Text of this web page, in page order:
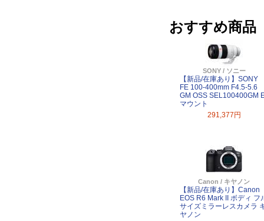
おすすめ商品
SONY / ソニー
【新品/在庫あり】SONY
FE 100-400mm F4.5-5.6
GM OSS SEL100400GM
マウント
291,377円
Canon / キヤノン
【新品/在庫あり】Canon
EOS R6 Mark II ボディ フ
サイズミラーレスカメラ
ヤノン